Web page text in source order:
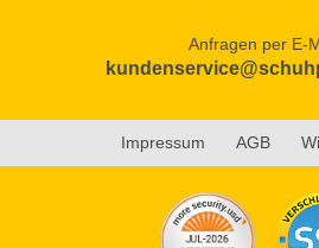
Anfragen per E-
Impressum AGB